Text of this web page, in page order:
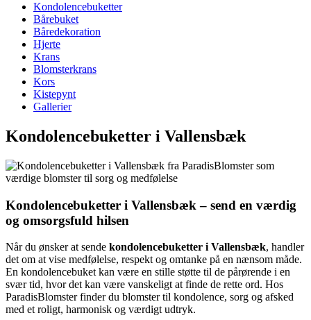
Kondolencebuketter
Bårebuket
Båredekoration
Hjerte
Krans
Blomsterkrans
Kors
Kistepynt
Gallerier
Kondolencebuketter i Vallensbæk
Kondolencebuketter i Vallensbæk – send en værdig
og omsorgsfuld hilsen
Når du ønsker at sende kondolencebuketter i Vallensbæk, handler
det om at vise medfølelse, respekt og omtanke på en nænsom måde.
En kondolencebuket kan være en stille støtte til de pårørende i en
svær tid, hvor det kan være vanskeligt at finde de rette ord. Hos
ParadisBlomster finder du blomster til kondolence, sorg og afsked
med et roligt, harmonisk og værdigt udtryk.